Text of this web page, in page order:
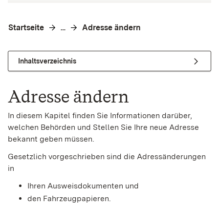
Startseite … Adresse ändern
Inhaltsverzeichnis
Adresse ändern
In diesem Kapitel finden Sie Informationen darüber,
welchen Behörden und Stellen Sie Ihre neue Adresse
bekannt geben müssen.
Gesetzlich vorgeschrieben sind die Adressänderungen
in
Ihren Ausweisdokumenten und
den Fahrzeugpapieren.